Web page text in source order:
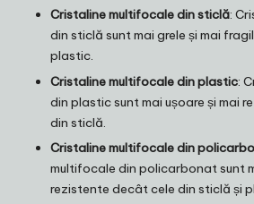
Cristaline multifocale din sticlă:
din sticlă sunt mai grele și mai
plastic.
Cristaline multifocale din plastic:
din plastic sunt mai ușoare și mai
din sticlă.
Cristaline multifocale din
multifocale din policarbonat sunt
rezistente decât cele din sticlă și